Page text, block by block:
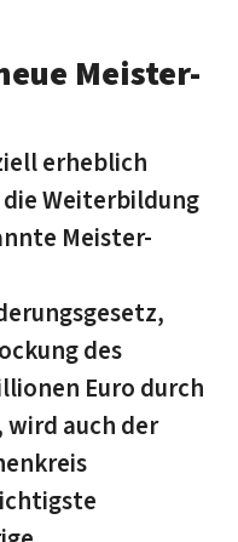
Meister-
erheblich
Weiterbildung
Meister-
des
Euro durch
wird auch der